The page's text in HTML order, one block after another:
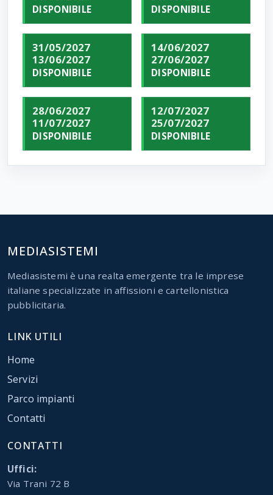
DISPONIBILE DISPONIBILE
31/05/2027
13/06/2027
DISPONIBILE
14/06/2027
27/06/2027
DISPONIBILE
28/06/2027
11/07/2027
DISPONIBILE
12/07/2027
25/07/2027
DISPONIBILE
MEDIASISTEMI
Mediasistemi è una realta emergente tra le imprese
italiane specializzate in affissioni e cartellonistica
pubblicitaria.
LINK UTILI
Home
Servizi
Parco impianti
Contatti
CONTATTI
Uffici:
Via Trani 72 B